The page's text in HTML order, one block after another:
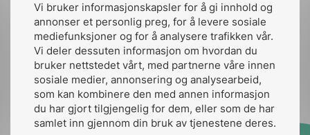
Vi bruker informasjonskapsler for å gi innhold og
annonser et personlig preg, for å levere sosiale
mediefunksjoner og for å analysere trafikken vår.
Vi deler dessuten informasjon om hvordan du
bruker nettstedet vårt, med partnerne våre innen
sosiale medier, annonsering og analysearbeid,
som kan kombinere den med annen informasjon
du har gjort tilgjengelig for dem, eller som de har
samlet inn gjennom din bruk av tjenestene deres.
Kontakt oss
Ansatte
nek@nek.no
Kontakt
Bruk av Cookies